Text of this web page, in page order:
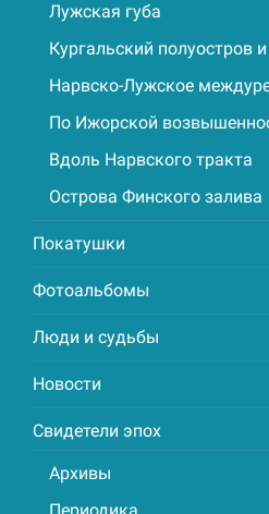
Лужская губа
Кургальский полуостров
Нарвско-Лужское
По Ижорской
Вдоль Нарвского тракта
Острова Финского залива
Покатушки
Фотоальбомы
Люди и судьбы
Новости
Свидетели эпох
Архивы